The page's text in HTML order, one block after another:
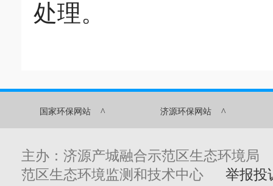
处理。
国家环保网站 ^ 济源环保网站 ^
主办：济源产城融合示范区生态环境
范区生态环境监测和技术中心 举报投